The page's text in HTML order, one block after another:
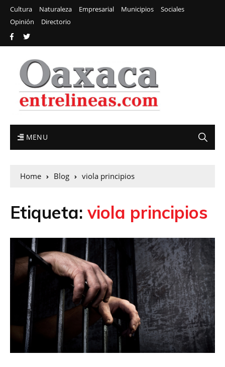
Cultura Naturaleza Empresarial Municipios
Sociales
Opinión
Directorio
MENU
Home Blog viola principios
Etiqueta: viola principios